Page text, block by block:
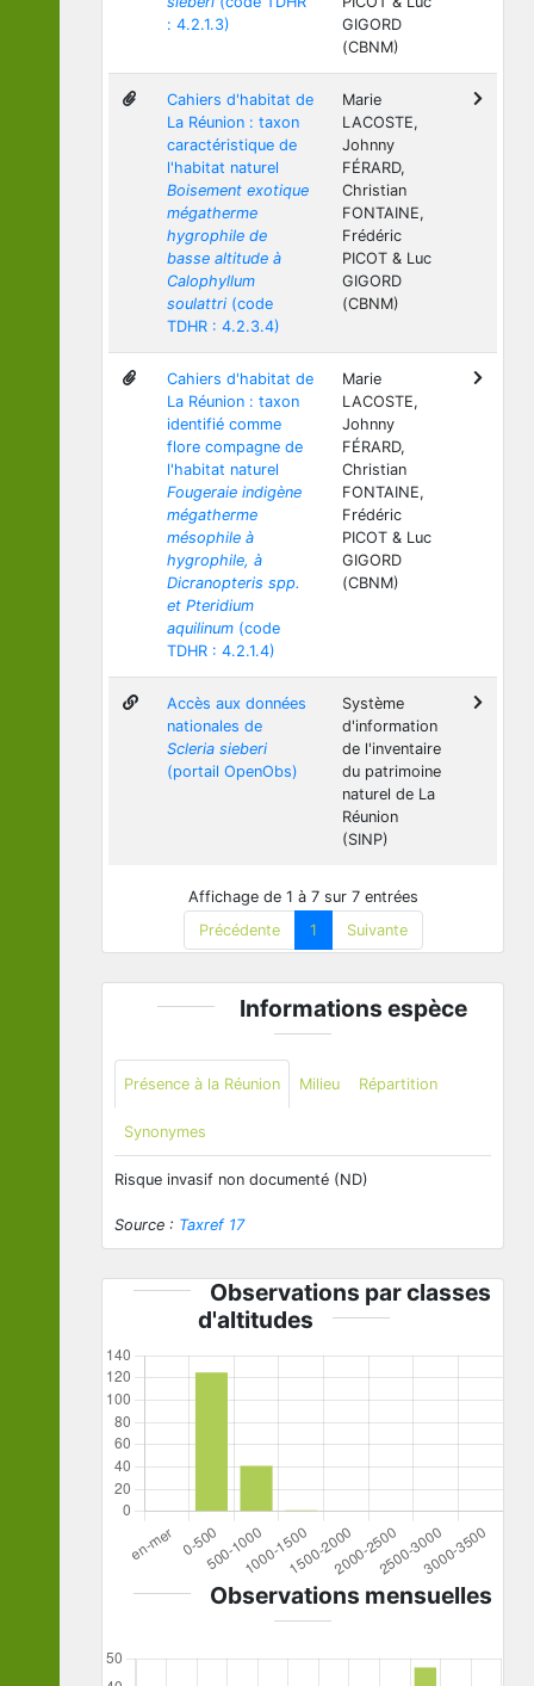
: 4.2.1.3)
GIGORD
(CBNM)
Cahiers d'habitat de
La Réunion : taxon
caractéristique de
l'habitat naturel
Boisement exotique
mégatherme
hygrophile de
basse altitude à
Calophyllum
soulattri (code
TDHR : 4.2.3.4)
Marie
LACOSTE,
Johnny
FÉRARD,
Christian
FONTAINE,
Frédéric
PICOT & Luc
GIGORD
(CBNM)
Cahiers d'habitat de
La Réunion : taxon
identifié comme
flore compagne de
l'habitat naturel
Fougeraie indigène
mégatherme
mésophile à
hygrophile, à
Dicranopteris spp.
et Pteridium
aquilinum (code
TDHR : 4.2.1.4)
Marie
LACOSTE,
Johnny
FÉRARD,
Christian
FONTAINE,
Frédéric
PICOT & Luc
GIGORD
(CBNM)
Accès aux données
nationales de
Scleria sieberi
(portail OpenObs)
Système
d'information
de l'inventaire
du patrimoine
naturel de La
Réunion
(SINP)
Affichage de 1 à 7 sur 7 entrées
Précédente
1 Suivante
Informations espèce
Présence à la Réunion Milieu Répartition
Synonymes
Risque invasif non documenté (ND)
Source : Taxref 17
Observations par classes
d'altitudes
Observations mensuelles